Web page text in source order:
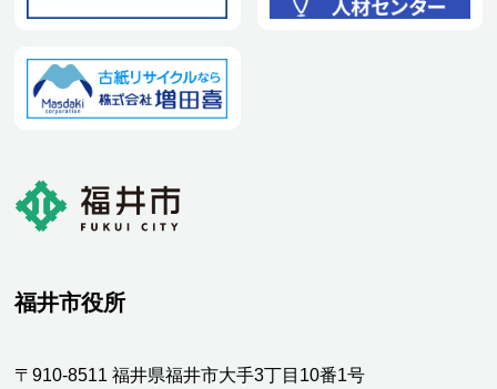
福井市役所
〒910-8511 福井県福井市大手3丁目10番1号